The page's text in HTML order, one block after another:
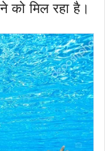
को मिल रहा है।